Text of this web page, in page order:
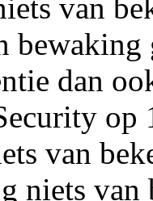
van
dan
op
van
niets van